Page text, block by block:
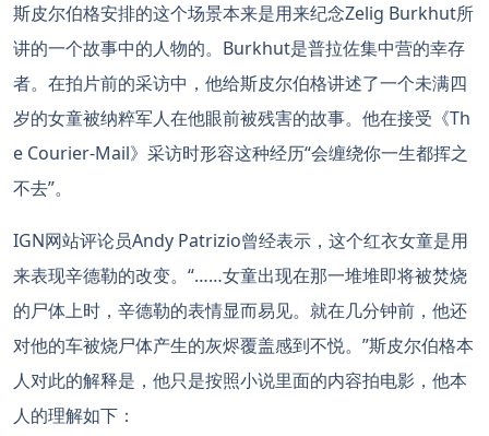
斯皮尔伯格安排的这个场景本来是用来纪念Zelig Burkhut所
讲的一个故事中的人物的。Burkhut是普拉佐集中营的幸存
者。在拍片前的采访中，他给斯皮尔伯格讲述了一个未满四
岁的女童被纳粹军人在他眼前被残害的故事。他在接受《Th
e Courier-Mail》采访时形容这种经历“会缠绕你一生都挥之
不去”。
IGN网站评论员Andy Patrizio曾经表示，这个红衣女童是用
来表现辛德勒的改变。“……女童出现在那一堆堆即将被焚烧
的尸体上时，辛德勒的表情显而易见。就在几分钟前，他还
对他的车被烧尸体产生的灰烬覆盖感到不悦。”斯皮尔伯格本
人对此的解释是，他只是按照小说里面的内容拍电影，他本
人的理解如下：